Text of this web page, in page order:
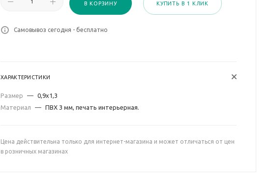
В КОРЗИНУ КУПИТЬ В 1 КЛИК
Самовывоз сегодня - бесплатно
ХАРАКТЕРИСТИКИ
Размер — 0,9х1,3
Материал
— ПВХ 3 мм, печать интерьерная.
Цена действительна только для интернет-магазина и может отличаться от цен
в розничных магазинах